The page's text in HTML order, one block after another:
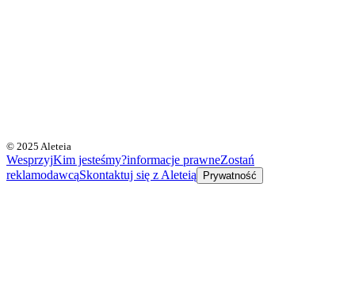
© 2025 Aleteia
WesprzyjKim jesteśmy?informacje prawneZostań
reklamodawcąSkontaktuj się z Aleteią Prywatność